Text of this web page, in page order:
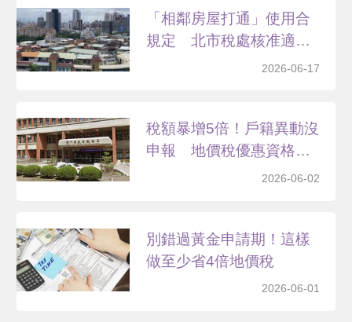
「相鄰房屋打通」使用合
規定 北市稅處核准適用
2026-06-17
稅額暴增5倍！戶籍異動沒
申報 地價稅優惠資格
2026-06-02
別錯過黃金申請期！這樣
做至少省4倍地價稅
2026-06-01